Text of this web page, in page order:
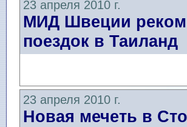
23 апреля 2010 г.
МИД Швеции
поездок в Таиланд
23 апреля 2010 г.
Новая мечеть в